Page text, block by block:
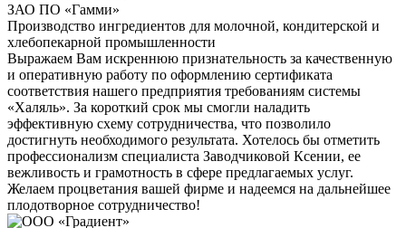
ЗАО ПО «Гамми»
Производство ингредиентов для молочной, кондитерской и
хлебопекарной промышленности
Выражаем Вам искреннюю признательность за качественную
и оперативную работу по оформлению сертификата
соответствия нашего предприятия требованиям системы
«Халяль». За короткий срок мы смогли наладить
эффективную схему сотрудничества, что позволило
достигнуть необходимого результата. Хотелось бы отметить
профессионализм специалиста Заводчиковой Ксении, ее
вежливость и грамотность в сфере предлагаемых услуг.
Желаем процветания вашей фирме и надеемся на дальнейшее
плодотворное сотрудничество!